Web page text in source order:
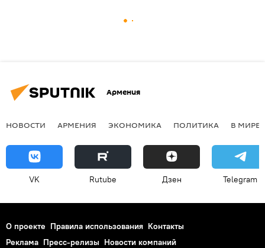
Армения
НОВОСТИ АРМЕНИЯ ЭКОНОМИКА ПОЛИТИКА В МИРЕ
VK Rutube Дзен Telegram
О проекте Правила использования Контакты
Реклама Пресс-релизы Новости компаний